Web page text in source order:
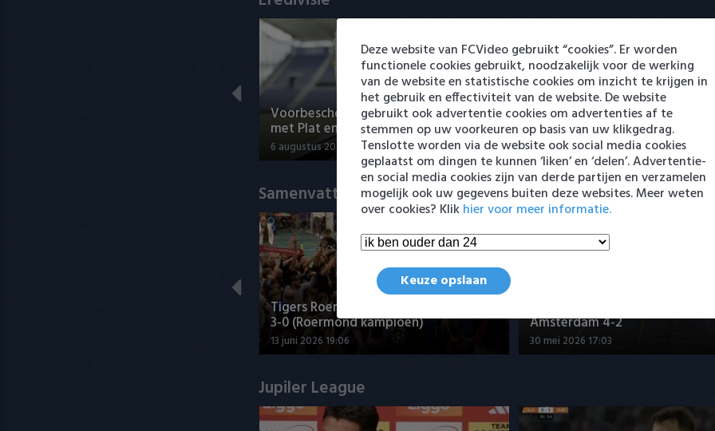
Voorbeschouwing Cambuur-Excelsior
met Plat en El Arguioui
6 augustus 2026 18:49
PSV presenteert Filip Kostic:
Serviër tekent voor t…
6 augustus 2026 16:30
Samenvattingen Eredivisie
Tigers Roermond - Futsal Amsterdam
3-0 (Roermond kampioen)
13 juni 2026 19:06
Samenvatting ZVG/Cagemax
Amsterdam 4-2
30 mei 2026 17:03
Jupiler League
Deze website van FCVideo gebruikt “cookies”. Er worden
functionele cookies gebruikt, noodzakelijk voor de werking
van de website en statistische cookies om inzicht te krijgen in
het gebruik en effectiviteit van de website. De website
gebruikt ook advertentie cookies om advertenties af te
stemmen op uw voorkeuren op basis van uw klikgedrag.
Tenslotte worden via de website ook social media cookies
geplaatst om dingen te kunnen ‘liken’ en ‘delen’. Advertentie-
en social media cookies zijn van derde partijen en verzamelen
mogelijk ook uw gegevens buiten deze websites. Meer weten
over cookies? Klikhier voor meer informatie.
Keuze opslaan